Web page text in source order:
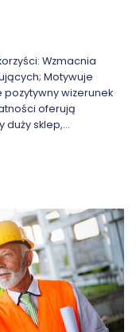
Wzmacnia
Motywuje
wizerunek
oferują
duży sklep,…